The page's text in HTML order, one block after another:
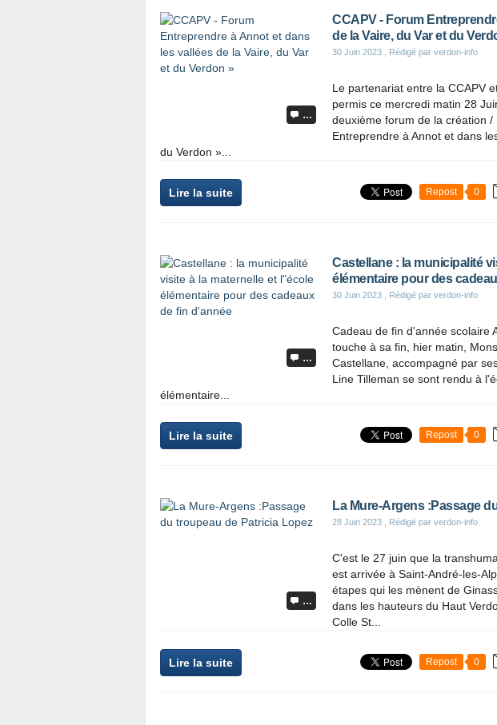
…
CCAPV - Forum
de la Vaire, du Var et du
30 Juin 2023 , Rédigé par verdon-info
Le partenariat entre la CCAPV
permis ce mercredi matin 28
deuxième forum de la création /
Entreprendre à Annot et dans
du Verdon »...
Lire la suite Repost 0
…
Castellane : la municipalité
élémentaire pour des
30 Juin 2023 , Rédigé par verdon-info
Cadeau de fin d'année scolaire
touche à sa fin, hier matin,
Castellane, accompagné par
Line Tilleman se sont rendu à
élémentaire...
Lire la suite Repost 0
…
La Mure-Argens :Passage
28 Juin 2023 , Rédigé par verdon-info
C'est le 27 juin que la
est arrivée à Saint-André-les-
étapes qui les mènent de
dans les hauteurs du Haut
Colle St...
Lire la suite Repost 0